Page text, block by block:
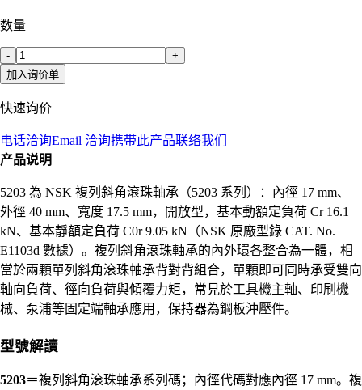
数量
-
+
加入询价单
快速询价
电话洽询Email 洽询携带此产品联络我们
产品说明
5203 為 NSK 複列斜角滾珠軸承（5203 系列）：內徑 17 mm、
外徑 40 mm、寬度 17.5 mm，開放型，基本動額定負荷 Cr 16.1
kN、基本靜額定負荷 C0r 9.05 kN（NSK 原廠型錄 CAT. No.
E1103d 數據）。複列斜角滾珠軸承的內外環各整合為一體，相
當於兩顆單列斜角滾珠軸承背對背組合，單顆即可同時承受雙向
軸向負荷、徑向負荷與傾覆力矩，常見於工具機主軸、印刷機
械、泵浦等固定端軸承應用，保持器為鋼板沖壓件。
型號解讀
5203＝複列斜角滾珠軸承系列碼；內徑代碼對應內徑 17 mm。複